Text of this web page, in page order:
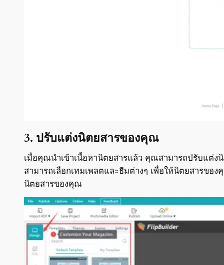
3. ปรับแต่งนิตยสารของคุณ
เมื่อคุณนำเข้าเนื้อหานิตยสารแล้ว คุณสามารถปรับแต่
สามารถเลือกเทมเพลตและธีมต่างๆ เพื่อให้นิตยสารขอ
นิตยสารของคุณ